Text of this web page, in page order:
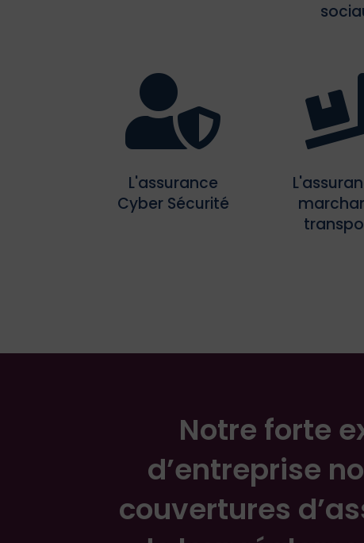

L'assurance
Cyber Sécurité
Notre forte
d’entreprise
couvertures